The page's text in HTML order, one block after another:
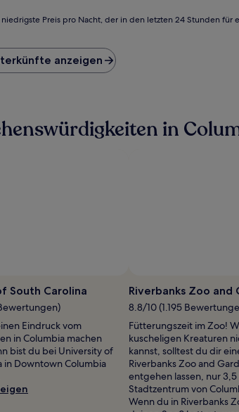
Preis pro Nacht, der in den letzten 24 Stunden
anzeigen
in
South Carolina
Eindruck vom
in Columbia machen
bist du bei University of
in Downtown Columbia
Riverbanks Zoo and
8.8/10 (1.195
Fütterungszeit im Zoo!
kuscheligen Kreaturen
kannst, solltest du dir
Riverbanks Zoo and
entgehen lassen, nur
Stadtzentrum von
Wenn du in Riverbanks